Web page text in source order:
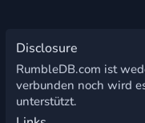
Disclosure
RumbleDB.com ist
verbunden noch wird
unterstützt.